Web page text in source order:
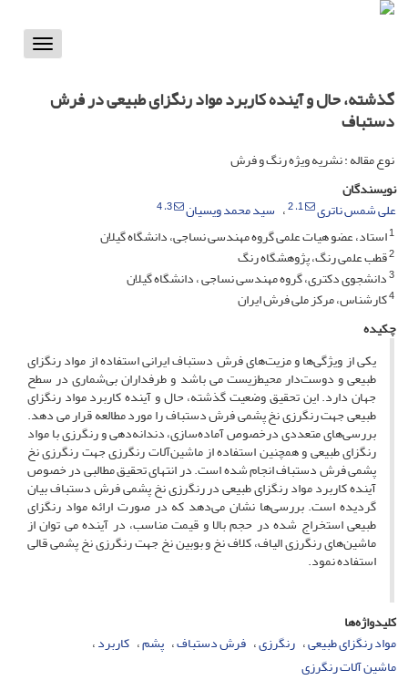
Toggle
گذشته، حال و آینده کاربرد مواد رنگزای طبیعی در فرش
دستباف
نوع مقاله : نشریه ویژه رنگ و فرش
نویسندگان
علی شمس ناتری
1، 2 سید محمد ویسیان 3، 4
1استاد، عضو هیات علمی گروه مهندسی نساجی، دانشگاه گیلان
2قطب علمی رنگ، پژوهشگاه رنگ
3دانشجوی دکتری، گروه مهندسی نساجی ، دانشگاه گیلان
4کارشناس، مرکز ملی فرش ایران
چکیده
یکی از ویژگی‌ها و مزیت‌های فرش دستباف ایرانی استفاده از مواد رنگزای
طبیعی و دوست‌دار محیط‌زیست می باشد و طرفداران بی‌شماری در سطح
جهان دارد. این تحقیق وضعیت گذشته، حال و آینده کاربرد مواد رنگزای
طبیعی جهت رنگرزی نخ پشمی فرش دستباف را مورد مطالعه قرار می دهد.
بررسی‌های متعددی درخصوص آماده‌سازی، دندانه‌دهی و رنگرزی با مواد
رنگزای طبیعی و همچنین استفاده از ماشین‌آلات رنگرزی جهت رنگرزی نخ
پشمی فرش دستباف انجام شده است. در انتهای تحقیق مطالبی در خصوص
آینده کاربرد مواد رنگزای طبیعی در رنگرزی نخ پشمی فرش دستباف بیان
گردیده است. بررسی‌ها نشان می‌دهد که در صورت ارائه مواد رنگزای
طبیعی استخراج شده در حجم بالا و قیمت مناسب، در آینده می توان از
ماشین‌های رنگرزی الیاف، کلاف نخ و بوبین نخ جهت رنگرزی نخ پشمی قالی
استفاده نمود.
کلیدواژه‌ها
مواد رنگزای طبیعی رنگرزی فرش دستباف پشم کاربرد
ماشین آلات رنگرزی